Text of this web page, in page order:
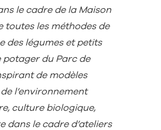
le cadre de la Maison
toutes les méthodes de
des légumes et petits
potager du Parc de
de modèles
l’environnement
culture biologique,
dans le cadre d’ateliers